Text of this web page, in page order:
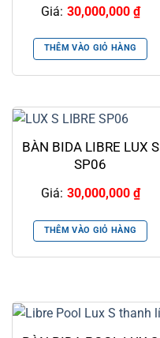
Giá: 30,000,000 ₫
THÊM VÀO GIỎ HÀNG
BÀN BIDA LIBRE LUX S
SP06
Giá: 30,000,000 ₫
THÊM VÀO GIỎ HÀNG